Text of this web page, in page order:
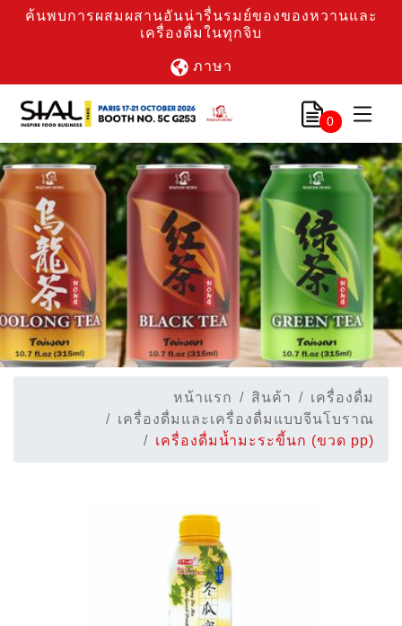
ค้นพบการผสมผสานอันน่ารื่นรมย์ของของหวานและ
เครื่องดื่มในทุกจิบ
ภาษา
0
หน้าแรก สินค้า
เครื่องดื่ม
เครื่องดื่มและเครื่องดื่มแบบจีนโบราณ
เครื่องดื่มน้ำมะระขี้นก (ขวด pp)